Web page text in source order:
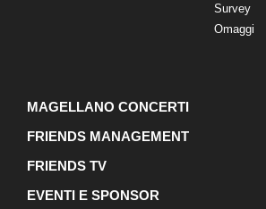
Survey
Omaggi
MAGELLANO CONCERTI
FRIENDS MANAGEMENT
FRIENDS TV
EVENTI E SPONSOR